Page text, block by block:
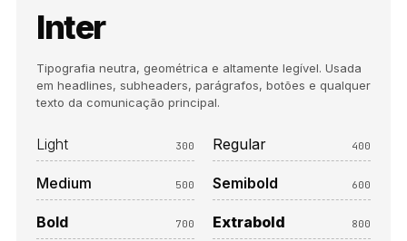
Inter
Tipografia neutra, geométrica e altamente legível. Usada
em headlines, subheaders, parágrafos, botões e qualquer
texto da comunicação principal.
Light 300 Regular 400
Medium 500 Semibold 600
Bold 700 Extrabold 800